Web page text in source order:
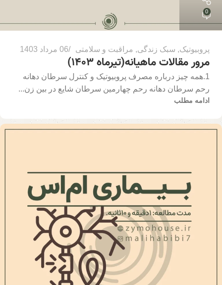
0
پروبیوتیک, سبک زندگی, مراقبت و سلامتی 06 مرداد 1403
مرور مقالات ماهیانه(تیرماه 1403)
1.همه چیز درباره مصرف پروبیوتیک و کنترل سرطان دهانه
رحم سرطان دهانه رحم چهارمین سرطان شایع در بین زن...
ادامه مطلب